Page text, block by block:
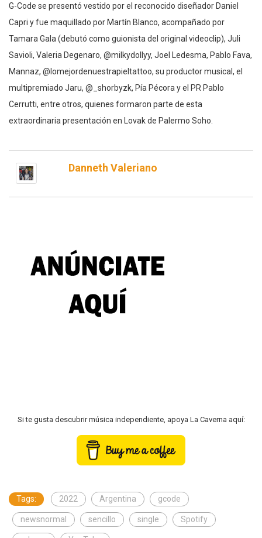
G-Code se presentó vestido por el reconocido diseñador Daniel
Capri y fue maquillado por Martín Blanco, acompañado por
Tamara Gala (debutó como guionista del original videoclip), Juli
Savioli, Valeria Degenaro, @milkydollyy, Joel Ledesma, Pablo Fava,
Mannaz, @lomejordenuestrapieltattoo, su productor musical, el
multipremiado Jaru, @_shorbyzk, Pía Pécora y el PR Pablo
Cerrutti, entre otros, quienes formaron parte de esta
extraordinaria presentación en Lovak de Palermo Soho.
Danneth Valeriano
Si te gusta descubrir música independiente, apoya La Caverna aquí:
Tags: 2022 Argentina gcode
newsnormal sencillo single Spotify